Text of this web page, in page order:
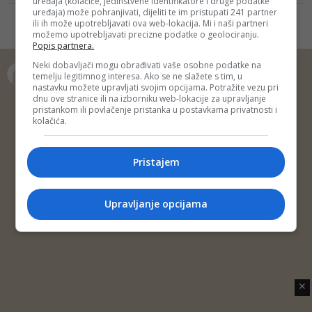
surevnjivost, podije...
patriotsku odgovornost onoga što
se uslovno zove ljevicom,
građanskim strankama,
međutim...
Copyright © 2014 Depo Portal
Impressum
Kontakt Marketing
Privatnost korisnika
✕
uređaja) može pohranjivati, dijeliti te im pristupati 241 partner
ili ih može upotrebljavati ova web-lokacija. Mi i naši partneri
možemo upotrebljavati precizne podatke o geolociranju.
Popis partnera.
Neki dobavljači mogu obrađivati vaše osobne podatke na
temelju legitimnog interesa. Ako se ne slažete s tim, u
nastavku možete upravljati svojim opcijama. Potražite vezu pri
dnu ove stranice ili na izborniku web-lokacije za upravljanje
pristankom ili povlačenje pristanka u postavkama privatnosti i
kolačića.
Pristajem
Upravljanje opcijama